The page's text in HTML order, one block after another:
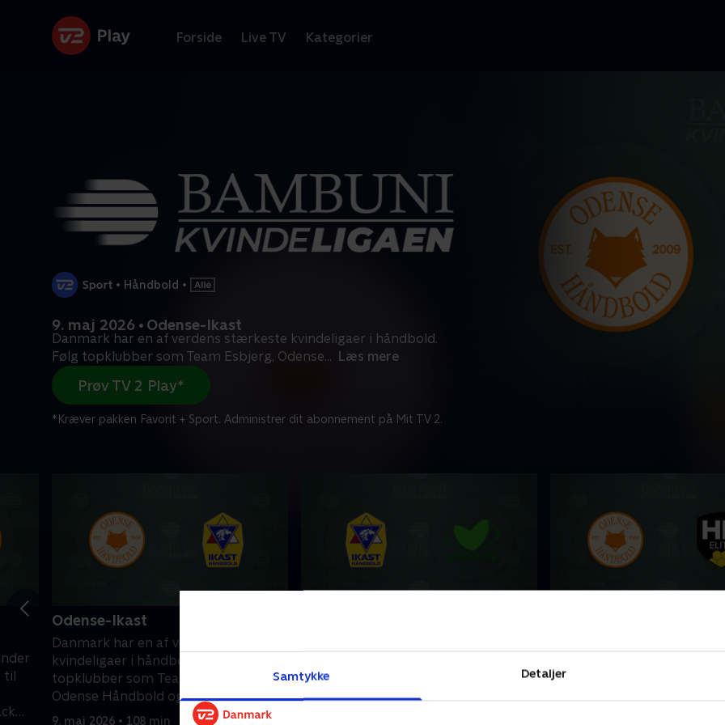
Samtykke Detaljer
Forside Live TV Kategorier
• Håndbold •
9. maj 2026 • Odense-Ikast
Danmark har en af verdens stærkeste kvindeligaer i håndbold.
Følg topklubber som Team Esbjerg, Odense... Læs mere
Prøv TV 2 Play*
*Kræver pakken Favorit + Sport. Administrer dit abonnement på Mit TV 2.
Odense-Ikast
Danmark har en af verdens stærkeste
kvindeligaer i håndbold. Følg
topklubber som Team Esbjerg,
Odense Håndbold og Ikast kæmpe
om mesterskabet.
9. maj 2026 • 108 min
topklubber som Team Esbjerg,
Odense Håndbold og Ikast kæmpe
topklubber som Team